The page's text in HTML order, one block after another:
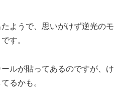
ようで、思いがけず逆光のモ
す。
ルが貼ってあるのですが、け
るかも。